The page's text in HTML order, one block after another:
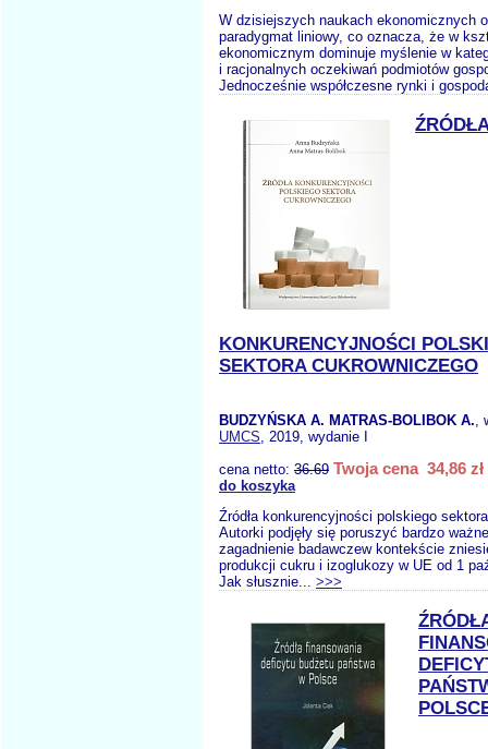
W dzisiejszych naukach ekonomicznych
paradygmat liniowy, co oznacza, że w
ekonomicznym dominuje myślenie w
i racjonalnych oczekiwań podmiotów
Jednocześnie współczesne rynki i
KONKURENCYJNOŚCI
SEKTORA CUKROWNICZEGO
BUDZYŃSKA A. MATRAS-BOLIBOK A.,
UMCS, 2019, wydanie I
cena netto: 36.69 Twoja cena 34,86 zł
do koszyka
Źródła konkurencyjności polskiego
Autorki podjęły się poruszyć bardzo
zagadnienie badawczew kontekście
produkcji cukru i izoglukozy w UE od 1
Jak słusznie... >>>